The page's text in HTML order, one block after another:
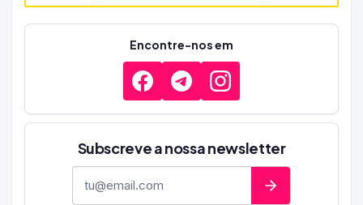
Encontre-nos em
Subscreve a nossa newsletter